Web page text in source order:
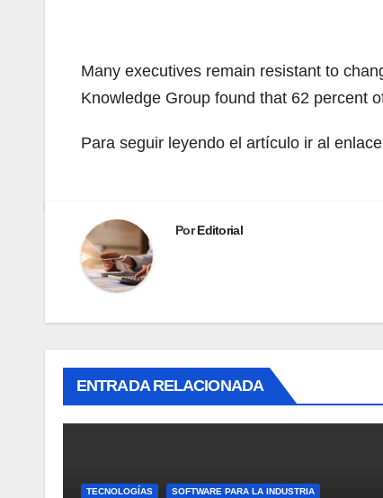
Many executives remain resistant to
Knowledge Group found that 62 percent
Para seguir leyendo el artículo ir al
PorEditorial
ENTRADA RELACIONADA
TECNOLOGÍAS SOFTWARE PARA LA INDUSTRIA